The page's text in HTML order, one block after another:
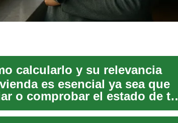
calcularlo y su relevancia
es esencial ya sea que
o comprobar el estado de tu